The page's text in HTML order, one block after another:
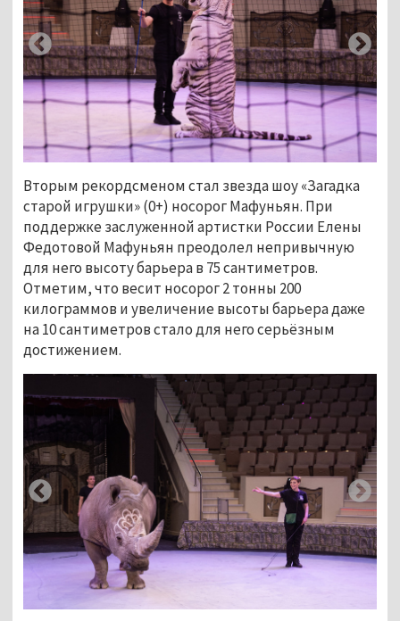
Вторым рекордсменом стал звезда шоу «Загадка
старой игрушки» (0+) носорог Мафуньян. При
поддержке заслуженной артистки России Елены
Федотовой Мафуньян преодолел непривычную
для него высоту барьера в 75 сантиметров.
Отметим, что весит носорог 2 тонны 200
килограммов и увеличение высоты барьера даже
на 10 сантиметров стало для него серьёзным
достижением.